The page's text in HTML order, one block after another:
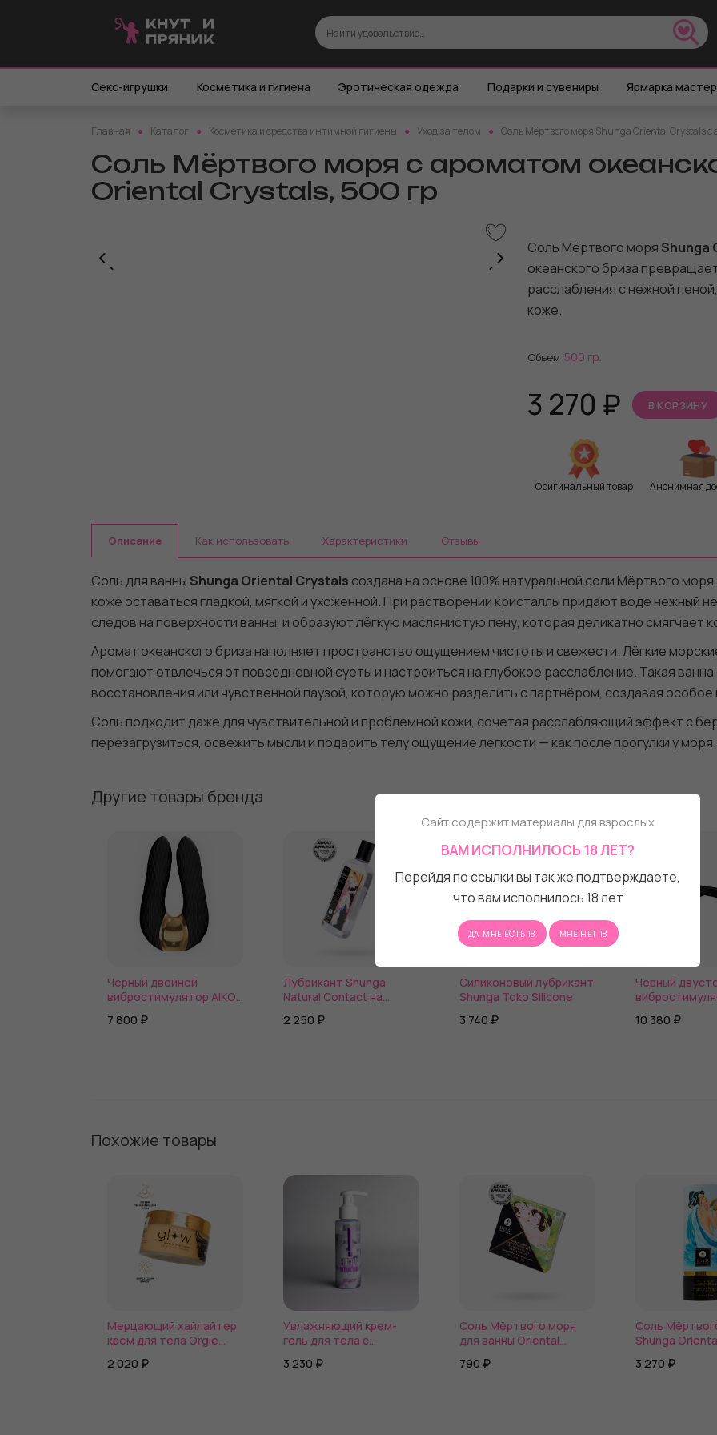
Секс-игрушки Косметика и гигиена Эротическая одежда Подарки и сувениры Ярмарка
Главная Каталог Косметика и средства интимной гигиены Уход за телом Соль Мёртвого моря Shunga Oriental Crystals с
Соль Мёртвого моря с ароматом
Oriental Crystals, 500 гр
Соль Мёртвого моря Shunga
океанского бриза
расслабления с нежной
коже.
Объем 500 гр.
3 270 ₽ В КОРЗИНУ
Оригинальный товар Анонимная
Описание Как использовать Характеристики Отзывы
Соль для ванны Shunga Oriental Crystals создана на основе 100% натуральной соли Мёртвого
коже оставаться гладкой, мягкой и ухоженной. При растворении кристаллы придают воде нежный
следов на поверхности ванны, и образуют лёгкую маслянистую пену, которая деликатно
Аромат океанского бриза наполняет пространство ощущением чистоты и свежести. Лёгкие
помогают отвлечься от повседневной суеты и настроиться на глубокое расслабление. Такая
восстановления или чувственной паузой, которую можно разделить с партнёром, создавая
Соль подходит даже для чувствительной и проблемной кожи, сочетая расслабляющий эффект с
перезагрузиться, освежить мысли и подарить телу ощущение лёгкости — как после прогулки у моря.
Другие товары бренда
Черный двойной
вибростимулятор AIKO
7 800 ₽
Лубрикант Shunga
Natural Contact на
2 250 ₽
Силиконовый лубрикант
Shunga Toko Silicone
3 740 ₽
Черный
10 380 ₽
Похожие товары
Мерцающий хайлайтер
крем для тела Orgie
Cream 250мл
2 020 ₽
Увлажняющий крем-
гель для тела с
Creamy Attraction
3 230 ₽
Соль Мёртвого моря
для ванны Oriental
цветка лотоса
790 ₽
Соль
Shunga
бриза
3 270 ₽
Сайт содержит материалы для взрослых
ВАМ ИСПОЛНИЛОСЬ 18 ЛЕТ?
Перейдя по ссылки вы так же подтверждаете,
что вам исполнилось 18 лет
ДА, МНЕ ЕСТЬ 18 МНЕ НЕТ 18